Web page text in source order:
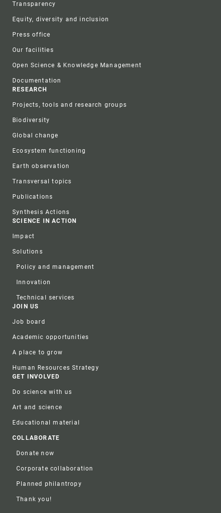
Transparency
Equity, diversity and inclusion
Press office
Our facilities
Open Science & Knowledge Management
Documentation
RESEARCH
Projects, tools and research groups
Biodiversity
Global change
Ecosystem functioning
Earth observation
Transversal topics
Publications
Synthesis Actions
SCIENCE IN ACTION
Impact
Solutions
Policy and management
Innovation
Technical services
JOIN US
Job board
Academic opportunities
A place to grow
Human Resources Strategy
GET INVOLVED
Do science with us
Art and science
Educational material
COLLABORATE
Donate now
Corporate collaboration
Planned philantropy
Thank you!